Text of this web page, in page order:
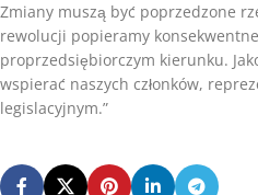
Zmiany muszą być poprzedzone
rewolucji popieramy
proprzedsiębiorczym kierunku.
wspierać naszych członków,
legislacyjnym.”